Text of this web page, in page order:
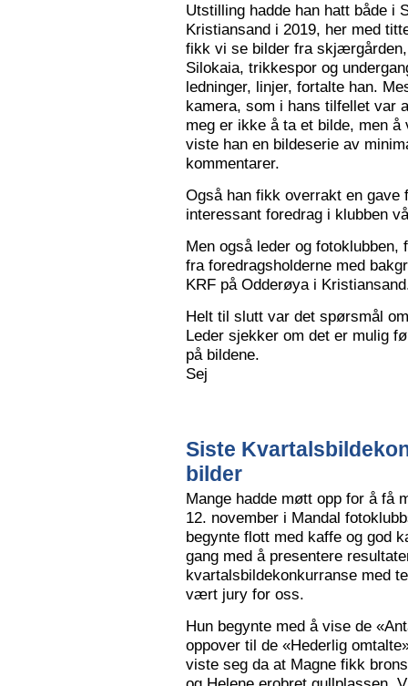
Utstilling hadde han hatt både i
Kristiansand i 2019, her med
fikk vi se bilder fra
Silokaia, trikkespor og
ledninger, linjer, fortalte han.
kamera, som i hans tilfellet var
meg er ikke å ta et bilde, men
viste han en bildeserie av
kommentarer.
Også han fikk overrakt en gave
interessant foredrag i klubben
Men også leder og
fra foredragsholderne med
KRF på Odderøya i
Helt til slutt var det spørsmål
Leder sjekker om det er mulig
på bildene.
Sej
Siste
bilder
Mange hadde møtt opp for å få
12. november i Mandal
begynte flott med kaffe og god
gang med å presentere
kvartalsbildekonkurranse med
vært jury for oss.
Hun begynte med å vise de
oppover til de «Hederlig
viste seg da at Magne fikk